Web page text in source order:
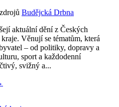
Budějcká Drbna
aktuální dění z Českých
Věnují se tématům, která
– od politiky, dopravy a
sport a každodenní
svižný a...